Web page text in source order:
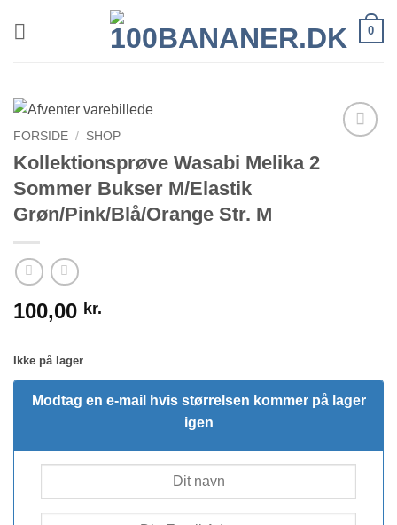
0
FORSIDE / SHOP
Kollektionsprøve Wasabi Melika 2
Sommer Bukser M/Elastik
Grøn/Pink/Blå/Orange Str. M
100,00 kr.
Ikke på lager
Modtag en e-mail hvis størrelsen kommer på lager
igen